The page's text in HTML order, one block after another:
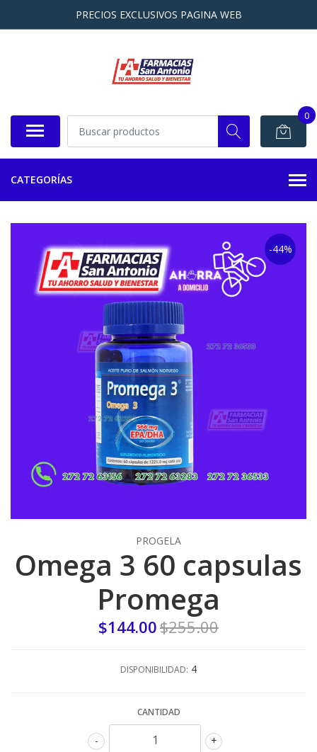
PRECIOS EXCLUSIVOS PAGINA WEB
0
CATEGORÍAS
-44%
PROGELA
Omega 3 60 capsulas
Promega
$144.00$255.00
DISPONIBILIDAD: 4
CANTIDAD
+
-